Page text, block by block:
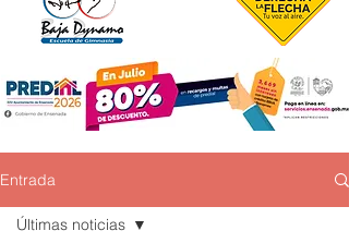
Entrada
Últimas noticias